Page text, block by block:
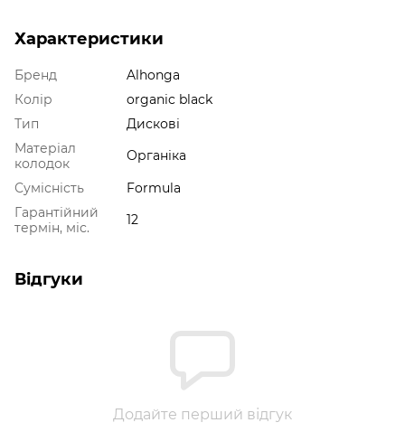
Характеристики
Бренд
Alhonga
Колір
organic black
Тип
Дискові
Матеріал
колодок
Органіка
Сумісність
Formula
Гарантійний
термін, міс.
12
Відгуки
Додайте перший відгук